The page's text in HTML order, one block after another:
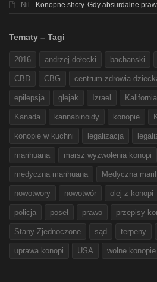
Nil - Konopne shoty. Gdy absurdalne
Tematy – Tagi
2016 andrzej dołecki bachanski
CBD CBG centrum zdrowia
epilepsja glejak Izrael Kalifornia
Kanada kannabinoidy konopie
konopie w kuchni legalizacja
marihuana marsz wyzwolenia konopi
medyczna marihuana Medyczna
nowotwory nowotwór olej z konopi
policja poseł prawo przepisy
Stany Zjednoczone sąd terpeny
uprawa konopi USA wolne konopie